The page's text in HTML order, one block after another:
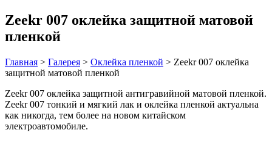
Zeekr 007 оклейка защитной матовой
пленкой
Главная > Галерея > Оклейка пленкой > Zeekr 007 оклейка
защитной матовой пленкой
Zeekr 007 оклейка защитной антигравийной матовой пленкой.
Zeekr 007 тонкий и мягкий лак и оклейка пленкой актуальна
как никогда, тем более на новом китайском
электроавтомобиле.